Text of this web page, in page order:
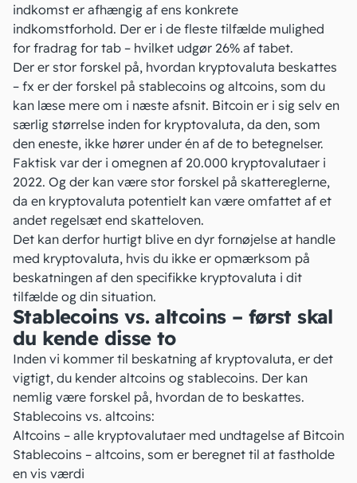
indkomst er afhængig af ens konkrete
indkomstforhold. Der er i de fleste tilfælde mulighed
for fradrag for tab – hvilket udgør 26% af tabet.
Der er stor forskel på, hvordan kryptovaluta beskattes
– fx er der forskel på stablecoins og altcoins, som du
kan læse mere om i næste afsnit. Bitcoin er i sig selv en
særlig størrelse inden for kryptovaluta, da den, som
den eneste, ikke hører under én af de to betegnelser.
Faktisk var der i omegnen af 20.000 kryptovalutaer i
2022. Og der kan være stor forskel på skattereglerne,
da en kryptovaluta potentielt kan være omfattet af et
andet regelsæt end skatteloven.
Det kan derfor hurtigt blive en dyr fornøjelse at handle
med kryptovaluta, hvis du ikke er opmærksom på
beskatningen af den specifikke kryptovaluta i dit
tilfælde og din situation.
Stablecoins vs. altcoins – først skal
du kende disse to
Inden vi kommer til beskatning af kryptovaluta, er det
vigtigt, du kender altcoins og stablecoins. Der kan
nemlig være forskel på, hvordan de to beskattes.
Stablecoins vs. altcoins:
Altcoins – alle kryptovalutaer med undtagelse af Bitcoin
Stablecoins – altcoins, som er beregnet til at fastholde
en vis værdi